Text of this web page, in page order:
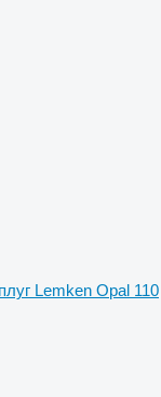
Lemken Opal 110